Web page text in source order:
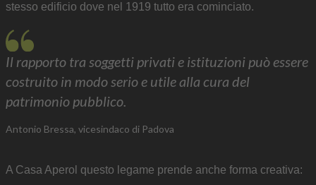
stesso edificio dove nel 1919 tutto era cominciato.
Il rapporto tra soggetti privati e istituzioni può essere
costruito in modo serio e utile alla cura del
patrimonio pubblico.
Antonio Bressa, vicesindaco di Padova
A Casa Aperol questo legame prende anche forma creativa: